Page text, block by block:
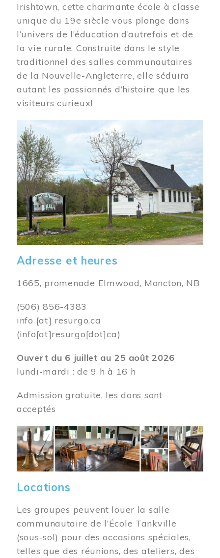
Irishtown, cette charmante école à classe
unique du 19e siècle vous plonge dans
l’univers de l’éducation d’autrefois et de
la vie rurale. Construite dans le style
traditionnel des salles communautaires
de la Nouvelle-Angleterre, elle séduira
autant les passionnés d’histoire que les
visiteurs curieux!
Image
Adresse et heures
1665, promenade Elmwood, Moncton, NB
(506) 856-4383
info [at] resurgo.ca
(info[at]resurgo[dot]ca)
Ouvert du 6 juillet au 25 août 2026
lundi-mardi : de 9 h à 16 h
Admission gratuite, les dons sont
acceptés
Image
Locations
Les groupes peuvent louer la salle
communautaire de l’École Tankville
(sous-sol) pour des occasions spéciales,
telles que des réunions, des ateliers, des